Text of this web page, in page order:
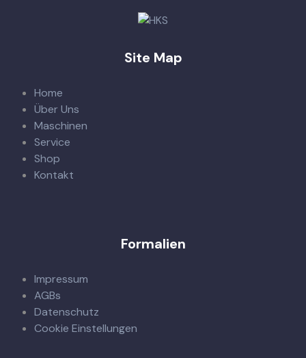
Site Map
Home
Über Uns
Maschinen
Service
Shop
Kontakt
Formalien
Impressum
AGBs
Datenschutz
Cookie Einstellungen